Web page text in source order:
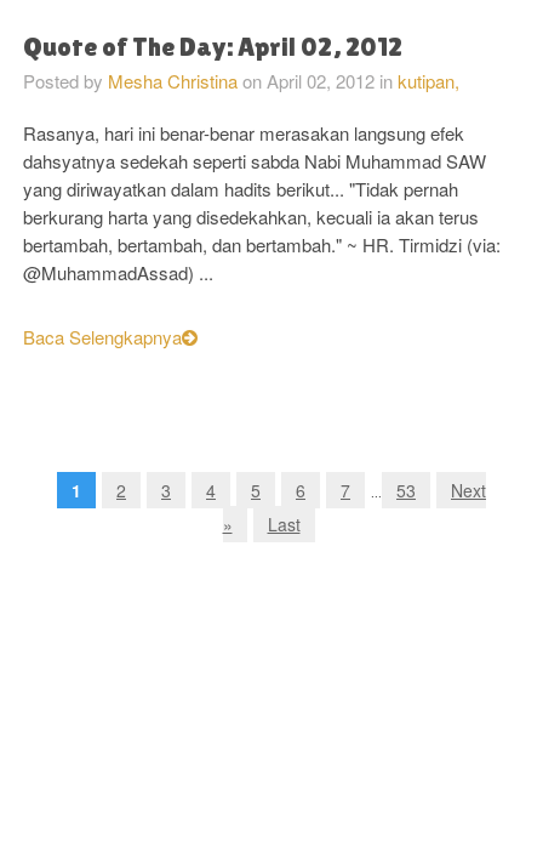
Quote of The Day: April 02, 2012
Posted by Mesha Christina on April 02, 2012 inkutipan,
Rasanya, hari ini benar-benar merasakan langsung efek
dahsyatnya sedekah seperti sabda Nabi Muhammad SAW
yang diriwayatkan dalam hadits berikut... "Tidak pernah
berkurang harta yang disedekahkan, kecuali ia akan terus
bertambah, bertambah, dan bertambah." ~ HR. Tirmidzi (via:
@MuhammadAssad) ...
Baca Selengkapnya
1 2 3 4 5 6 7 ... 53
Next
»
Last